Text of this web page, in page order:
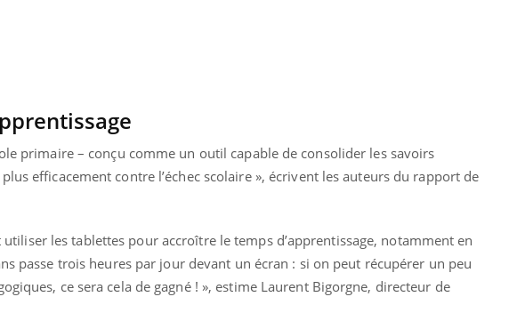
primaire – conçu comme un outil capable de consolider les savoirs
efficacement contre l’échec scolaire », écrivent les auteurs du rapport de
les tablettes pour accroître le temps d’apprentissage, notamment en
passe trois heures par jour devant un écran : si on peut récupérer un peu
ce sera cela de gagné ! », estime Laurent Bigorgne, directeur de